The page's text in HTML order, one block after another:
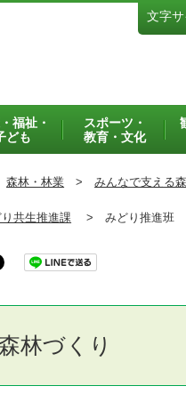
文字
福祉・
ども
スポーツ・
教育・文化
森林・林業 > みんなで支える
共生推進課 > みどり推進班
林づくり